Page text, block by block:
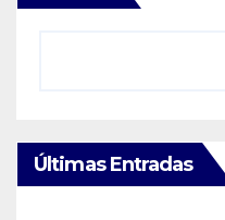
Últimas Entradas